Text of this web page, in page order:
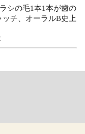
シの毛1本1本が歯の
チ、オーラルB史上